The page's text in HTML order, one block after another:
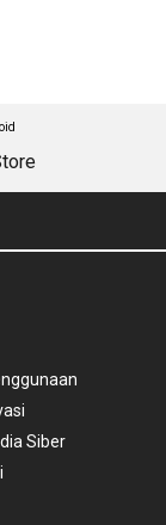
Siber